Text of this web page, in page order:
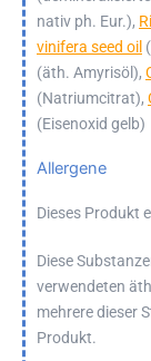
nativ ph. Eur.),
vinifera seed oil
(äth. Amyrisöl),
(Natriumcitrat),
(Eisenoxid gelb)
Allergene
Dieses Produkt
Diese
verwendeten
mehrere dieser
Produkt.